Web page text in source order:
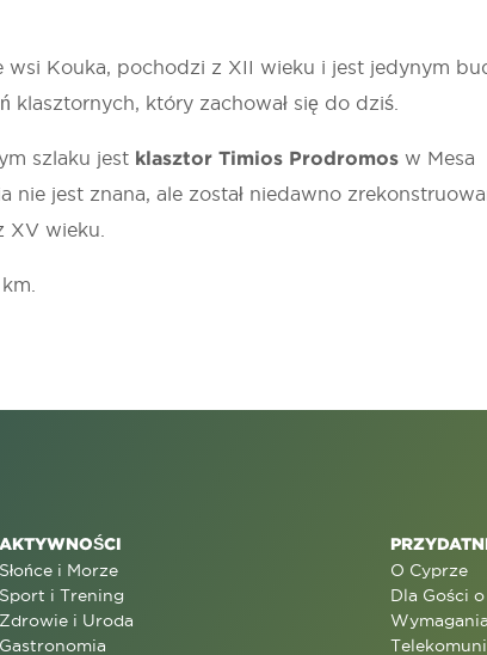
wsi Kouka, pochodzi z XII wieku i jest jedynym
klasztornych, który zachował się do dziś.
szlaku jest klasztor Timios Prodromos w Mesa
nie jest znana, ale został niedawno
XV wieku.
AKTYWNOŚCI
Słońce i Morze
Sport i Trening
Zdrowie i Uroda
Gastronomia
O Cyprze
Dla Gości